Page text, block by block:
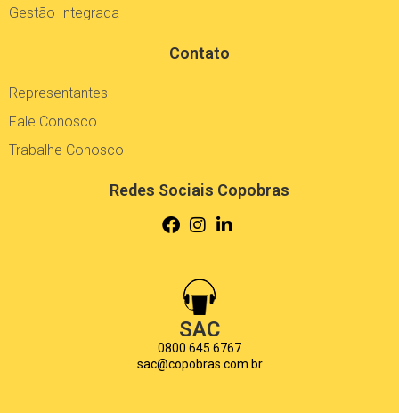
Gestão Integrada
Contato
Representantes
Fale Conosco
Trabalhe Conosco
Redes Sociais Copobras
SAC
0800 645 6767
sac@copobras.com.br